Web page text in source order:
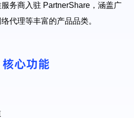
务商入驻 PartnerShare，涵盖广
代理等丰富的产品品类。
心功能